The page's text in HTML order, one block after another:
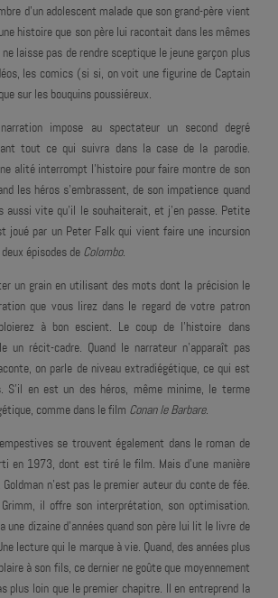
d'un adolescent malade que son grand-père vient
histoire que son père lui racontait dans les mêmes
laisse pas de rendre sceptique le jeune garçon plus
les comics (si si, on voit une figurine de Captain
sur les bouquins poussiéreux.
impose au spectateur un second degré
tout ce qui suivra dans la case de la parodie.
alité interrompt l'histoire pour faire montre de son
les héros s'embrassent, de son impatience quand
aussi vite qu'il le souhaiterait, et j'en passe. Petite
joué par un Peter Falk qui vient faire une incursion
épisodes de Colombo.
un grain en utilisant des mots dont la précision le
que vous lirez dans le regard de votre patron
à bon escient. Le coup de l'histoire dans
un récit-cadre. Quand le narrateur n'apparaît pas
on parle de niveau extradiégétique, ce qui est
S'il en est un des héros, même minime, le terme
comme dans le film Conan le Barbare.
se trouvent également dans le roman de
en 1973, dont est tiré le film. Mais d'une manière
n'est pas le premier auteur du conte de fée.
il offre son interprétation, son optimisation.
une dizaine d'années quand son père lui lit le livre de
lecture qui le marque à vie. Quand, des années plus
à son fils, ce dernier ne goûte que moyennement
plus loin que le premier chapitre. Il en entreprend la